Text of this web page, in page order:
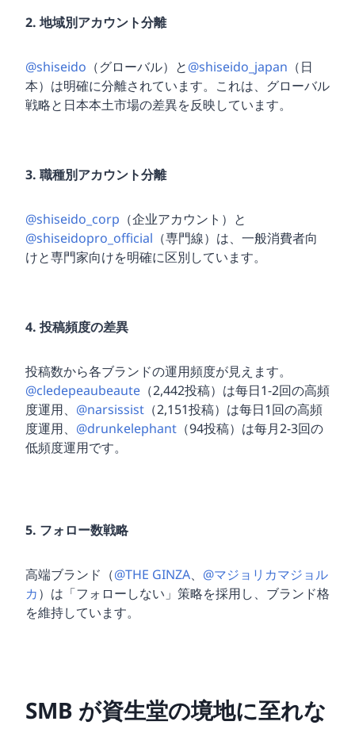
2. 地域別アカウント分離
@shiseido （グローバル）と@shiseido_japan （日
本）は明確に分離されています。これは、グローバル
戦略と日本本土市場の差異を反映しています。
3. 職種別アカウント分離
@shiseido_corp （企业アカウント）と
@shiseidopro_official （専門線）は、一般消費者向
けと専門家向けを明確に区別しています。
4. 投稿頻度の差異
投稿数から各ブランドの運用頻度が見えます。
@cledepeaubeaute （2,442投稿）は每日1-2回の高頻
度運用、 @narsissist （2,151投稿）は每日1回の高頻
度運用、 @drunkelephant （94投稿）は每月2-3回の
低頻度運用です。
5. フォロー数戦略
高端ブランド（@THE GINZA、 @マジョリカマジョル
カ）は「フォローしない」策略を採用し、ブランド格
を維持しています。
SMB が資生堂の境地に至れな